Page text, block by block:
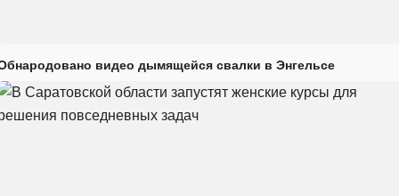
видео дымящейся свалки в Энгельсе